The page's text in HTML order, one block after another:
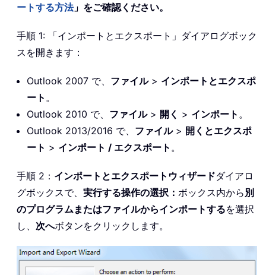
ートする方法」をご確認ください。
手順 1: 「インポートとエクスポート」ダイアログボック
スを開きます：
Outlook 2007 で、 ファイル> インポートとエクスポ
ート 。
Outlook 2010 で、 ファイル> 開く > インポート 。
Outlook 2013/2016 で、 ファイル> 開くとエクスポ
ート > インポート / エクスポート 。
手順 2： インポートとエクスポートウィザードダイアロ
グボックスで、 実行する操作の選択： ボックス内から 別
のプログラムまたはファイルからインポートするを選択
し、 次へボタンをクリックします。